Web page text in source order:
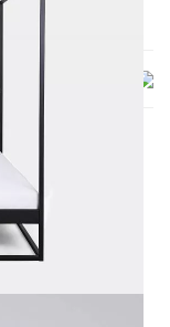
AUCH